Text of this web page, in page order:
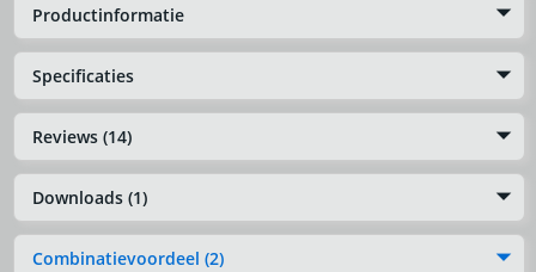
Productinformatie
Specificaties
Reviews (14)
Downloads (1)
Combinatievoordeel (2)